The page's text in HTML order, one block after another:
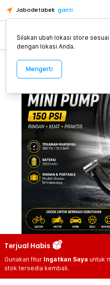
Jabodetabek ganti
Alat Kopi
Terjual Habis
Gunakan fitur Ingatkan Saya untuk
stok tersedia kembali.
Silakan ubah lokasi store sesuai
dengan lokasi Anda.
Mengerti